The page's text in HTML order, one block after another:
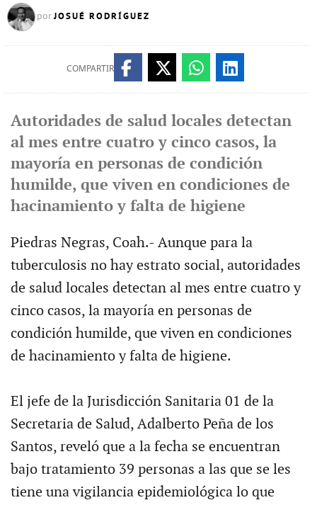
porJOSUÉ RODRÍGUEZ
COMPARTIR
Autoridades de salud locales detectan
al mes entre cuatro y cinco casos, la
mayoría en personas de condición
humilde, que viven en condiciones de
hacinamiento y falta de higiene
Piedras Negras, Coah.- Aunque para la
tuberculosis no hay estrato social, autoridades
de salud locales detectan al mes entre cuatro y
cinco casos, la mayoría en personas de
condición humilde, que viven en condiciones
de hacinamiento y falta de higiene.
El jefe de la Jurisdicción Sanitaria 01 de la
Secretaria de Salud, Adalberto Peña de los
Santos, reveló que a la fecha se encuentran
bajo tratamiento 39 personas a las que se les
tiene una vigilancia epidemiológica lo que